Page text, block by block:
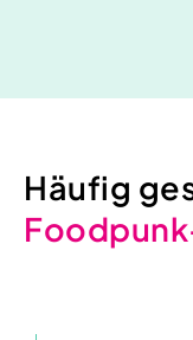
Häufig